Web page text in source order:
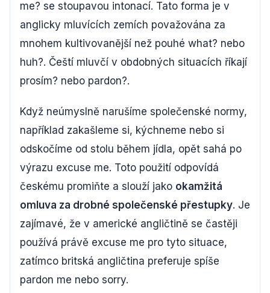
me? se stoupavou intonací. Tato forma je v
anglicky mluvících zemích považována za
mnohem kultivovanější než pouhé what? nebo
huh?. Čeští mluvčí v obdobných situacích říkají
prosím? nebo pardon?.
Když neúmyslně narušíme společenské normy,
například zakašleme si, kýchneme nebo si
odskočíme od stolu během jídla, opět sahá po
výrazu excuse me. Toto použití odpovídá
českému promiňte a slouží jako okamžitá
omluva za drobné společenské přestupky. Je
zajímavé, že v americké angličtině se častěji
používá právě excuse me pro tyto situace,
zatímco britská angličtina preferuje spíše
pardon me nebo sorry.